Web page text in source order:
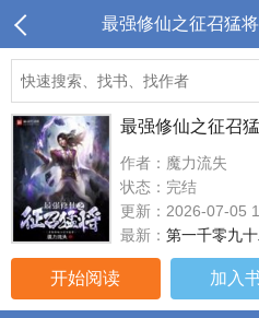
最强修仙之征召猛
最强修仙之征召
作者：魔力流失
状态：完结
更新：2026-07-05
最新： 第一千零九
开始阅读 加入